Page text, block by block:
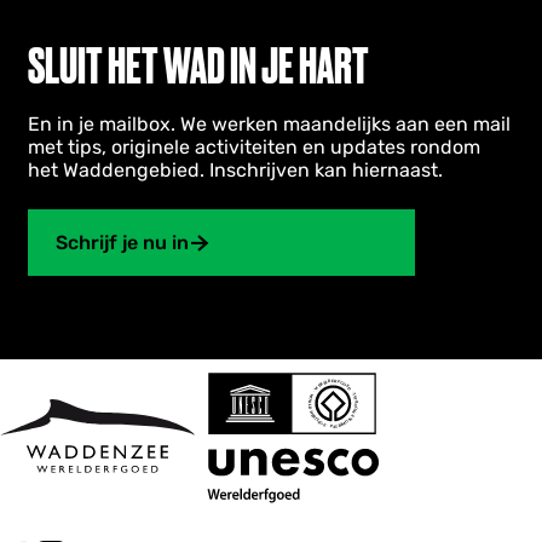
d
e
n
e
m
SLUIT HET WAD IN JE HART
En in je mailbox. We werken maandelijks aan een mail
met tips, originele activiteiten en updates rondom
het Waddengebied. Inschrijven kan hiernaast.
Schrijf je nu in